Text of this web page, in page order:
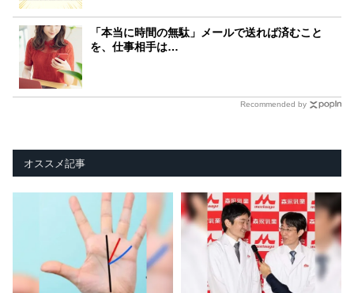
「本当に時間の無駄」メールで送れば済むこと
を、仕事相手は…
Recommended by
オススメ記事